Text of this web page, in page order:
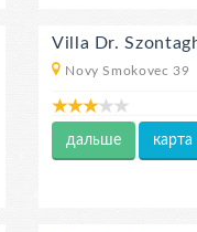
Villa Dr.
Novy Smokovec 39
дальше карта